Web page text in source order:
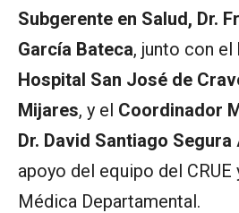
Subgerente en Salud, Dr.
García Bateca, junto con el
Hospital San José de
Mijares, y el Coordinador
Dr. David Santiago
apoyo del equipo del
Médica Departamental.